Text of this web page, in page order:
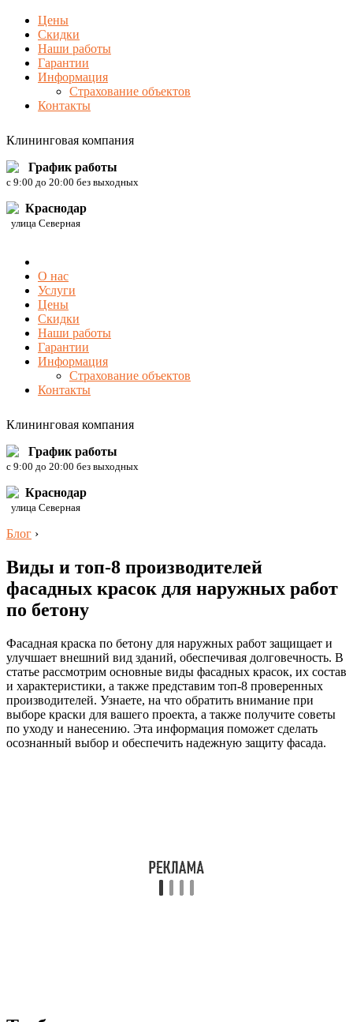
Цены
Скидки
Наши работы
Гарантии
Информация
Страхование объектов
Контакты
Клининговая компания
График работы
c 9:00 до 20:00 без выходных
Краснодар
улица Северная
О нас
Услуги
Цены
Скидки
Наши работы
Гарантии
Информация
Страхование объектов
Контакты
Клининговая компания
График работы
c 9:00 до 20:00 без выходных
Краснодар
улица Северная
Блог ›
Виды и топ-8 производителей
фасадных красок для наружных работ
по бетону
Фасадная краска по бетону для наружных работ защищает и
улучшает внешний вид зданий, обеспечивая долговечность. В
статье рассмотрим основные виды фасадных красок, их состав
и характеристики, а также представим топ-8 проверенных
производителей. Узнаете, на что обратить внимание при
выборе краски для вашего проекта, а также получите советы
по уходу и нанесению. Эта информация поможет сделать
осознанный выбор и обеспечить надежную защиту фасада.